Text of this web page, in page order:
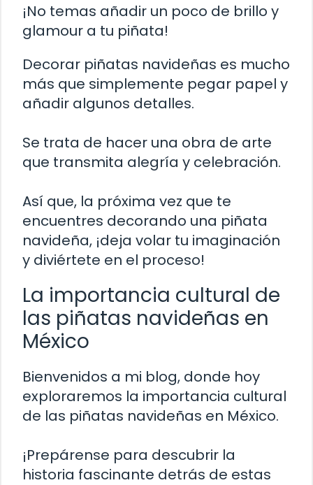
¡No temas añadir un poco de brillo y
glamour a tu piñata!
Decorar piñatas navideñas es mucho
más que simplemente pegar papel y
añadir algunos detalles.
Se trata de hacer una obra de arte
que transmita alegría y celebración.
Así que, la próxima vez que te
encuentres decorando una piñata
navideña, ¡deja volar tu imaginación
y diviértete en el proceso!
La importancia cultural de
las piñatas navideñas en
México
Bienvenidos a mi blog, donde hoy
exploraremos la importancia cultural
de las piñatas navideñas en México.
¡Prepárense para descubrir la
historia fascinante detrás de estas